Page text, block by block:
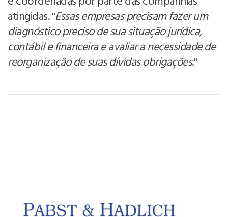
atingidas. "Essas empresas precisam fazer um
diagnóstico preciso de sua situação jurídica,
contábil e financeira e avaliar a necessidade de
reorganização de suas dívidas obrigações."